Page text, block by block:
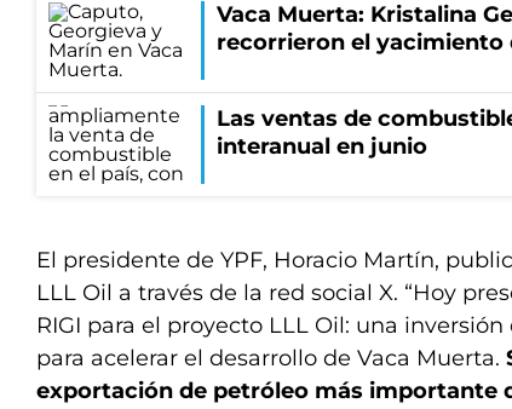
Vaca Muerta: Kristalina
recorrieron el yacimiento
Las ventas de
interanual en junio
El presidente de YPF, Horacio Martín,
LLL Oil a través de la red social X. “Hoy
RIGI para el proyecto LLL Oil: una
para acelerar el desarrollo de Vaca Muerta.
exportación de petróleo más importante